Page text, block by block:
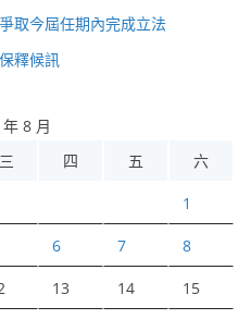
取今屆任期內完成立法
釋候訊
8 月
三 四 五 六
1
6 7 8
13 14 15